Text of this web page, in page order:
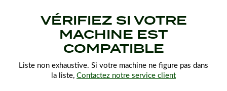
VÉRIFIEZ SI VOTRE
MACHINE EST
COMPATIBLE
Liste non exhaustive. Si votre machine ne figure pas dans
la liste, Contactez notre service client